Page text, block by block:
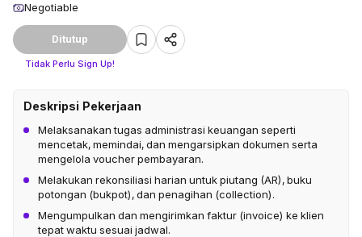
Negotiable
Ditutup
Tidak Perlu Sign Up!
Deskripsi Pekerjaan
Melaksanakan tugas administrasi keuangan seperti
mencetak, memindai, dan mengarsipkan dokumen serta
mengelola voucher pembayaran.
Melakukan rekonsiliasi harian untuk piutang (AR), buku
potongan (bukpot), dan penagihan (collection).
Mengumpulkan dan mengirimkan faktur (invoice) ke klien
tepat waktu sesuai jadwal.